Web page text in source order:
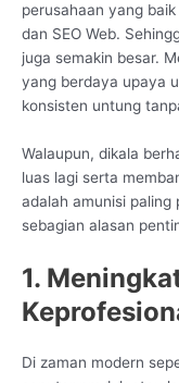
perusahaan yang
dan SEO Web.
juga semakin besar.
yang berdaya upaya
konsisten untung
Walaupun, dikala
luas lagi serta
adalah amunisi paling
sebagian alasan
1.
Di zaman modern